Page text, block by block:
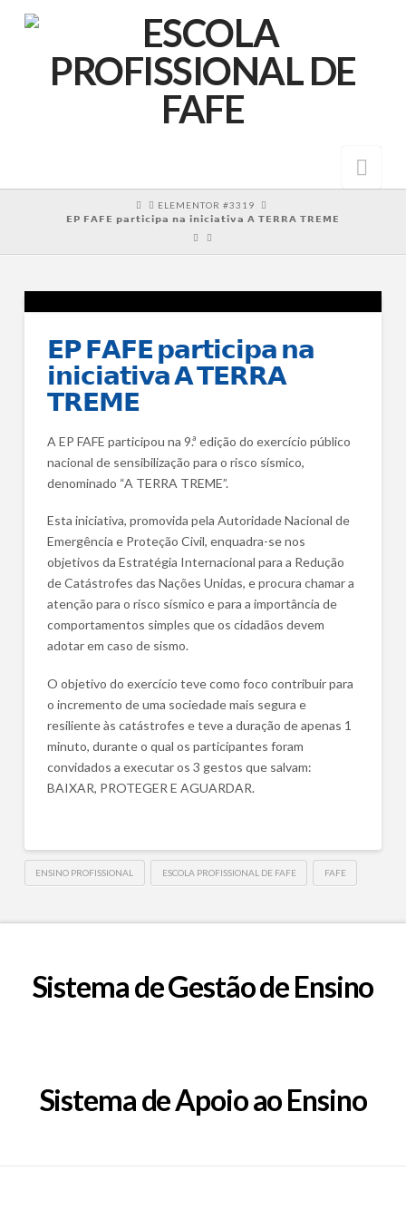
HOMEELEMENTOR #3319
𝗘𝗣 𝗙𝗔𝗙𝗘 𝗽𝗮𝗿𝘁𝗶𝗰𝗶𝗽𝗮 𝗻𝗮 𝗶𝗻𝗶𝗰𝗶𝗮𝘁𝗶𝘃𝗮 𝗔 𝗧𝗘𝗥𝗥𝗔 𝗧𝗥𝗘𝗠𝗘
𝗘𝗣 𝗙𝗔𝗙𝗘 𝗽𝗮𝗿𝘁𝗶𝗰𝗶𝗽𝗮 𝗻𝗮
𝗶𝗻𝗶𝗰𝗶𝗮𝘁𝗶𝘃𝗮 𝗔 𝗧𝗘𝗥𝗥𝗔
𝗧𝗥𝗘𝗠𝗘
A EP FAFE participou na 9.ª edição do exercício público
nacional de sensibilização para o risco sísmico,
denominado “A TERRA TREME”.
Esta iniciativa, promovida pela Autoridade Nacional de
Emergência e Proteção Civil, enquadra-se nos
objetivos da Estratégia Internacional para a Redução
de Catástrofes das Nações Unidas, e procura chamar a
atenção para o risco sísmico e para a importância de
comportamentos simples que os cidadãos devem
adotar em caso de sismo.
O objetivo do exercício teve como foco contribuir para
o incremento de uma sociedade mais segura e
resiliente às catástrofes e teve a duração de apenas 1
minuto, durante o qual os participantes foram
convidados a executar os 3 gestos que salvam:
BAIXAR, PROTEGER E AGUARDAR.
ENSINO PROFISSIONAL ESCOLA PROFISSIONAL DE FAFE FAFE
Sistema de Gestão de Ensino
Sistema de Apoio ao Ensino